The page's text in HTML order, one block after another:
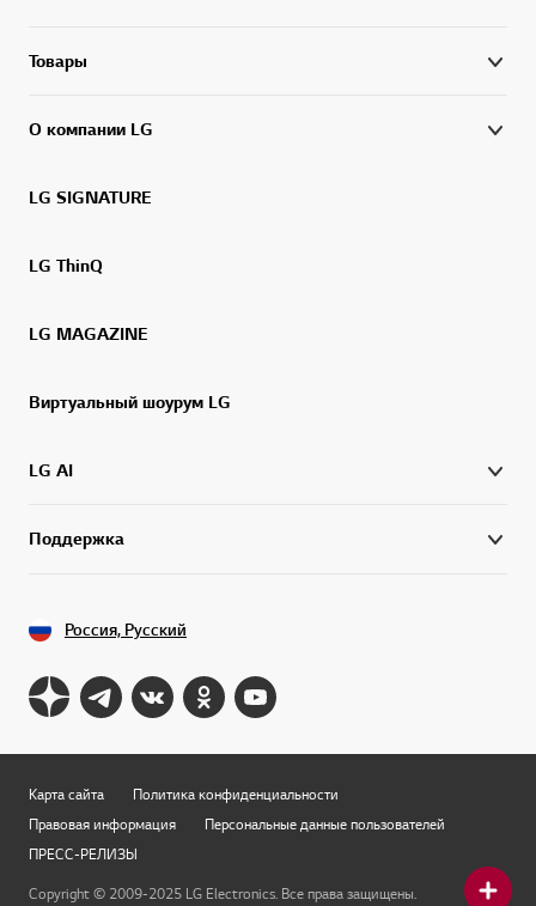
Товары
О компании LG
LG SIGNATURE
LG ThinQ
LG MAGAZINE
Виртуальный шоурум LG
LG AI
Поддержка
Россия, Русский
Карта сайта
Политика конфиденциальности
Правовая информация
Персональные данные пользователей
ПРЕСС-РЕЛИЗЫ
Copyright © 2009-2025 LG Electronics. Все права защищены.